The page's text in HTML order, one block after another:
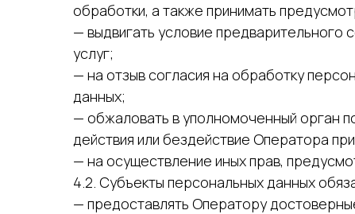
обработки, а также принимать
— выдвигать условие предварительного
услуг;
— на отзыв согласия на обработку
данных;
— обжаловать в уполномоченный орган
действия или бездействие Оператора
— на осуществление иных прав,
4.2. Субъекты персональных данных
— предоставлять Оператору